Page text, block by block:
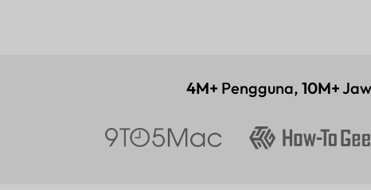
4M+ Pengguna, 10M+